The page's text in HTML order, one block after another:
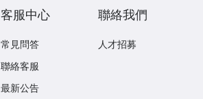
客服中心
常見問答
聯絡客服
最新公告
聯絡我們
人才招募